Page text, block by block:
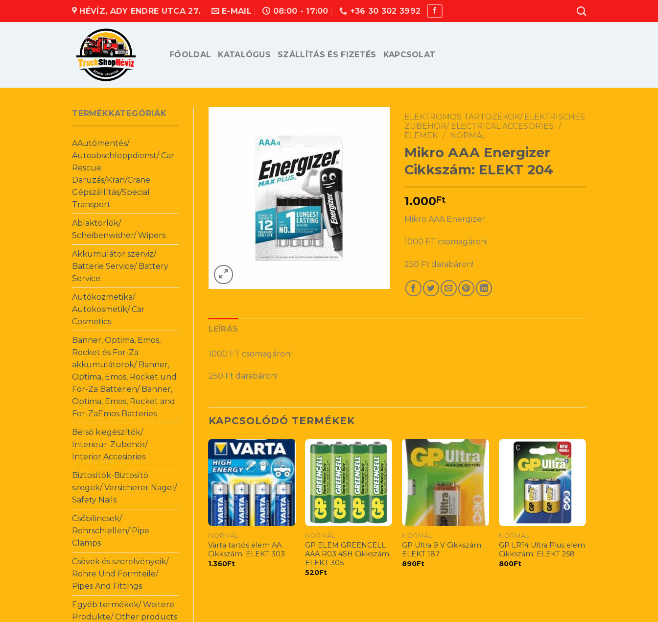
HÉVÍZ, ADY ENDRE UTCA 27. E-MAIL 08:00 - 17:00 +36 30 302 3992
FŐOLDAL KATALÓGUS SZÁLLÍTÁS ÉS FIZETÉS KAPCSOLAT
TERMÉKKATEGÓRIÁK
AAutómentés/
Autoabschleppdienst/ Car
Rescue
Daruzás/Kran/Crane
Gépszállítás/Special
Transport
Ablaktörlők/
Scheibenwisher/ Wipers
Akkumulátor szerviz/
Batterie Service/ Battery
Service
Autókozmetika/
Autokosmetik/ Car
Cosmetics
Banner, Optima, Emos,
Rocket és For-Za
akkumulátorok/ Banner,
Optima, Emos, Rocket und
For-Za Batterien/ Banner,
Optima, Emos, Rocket and
For-ZaEmos Batteries
Belső kiegészítők/
Interieur-Zubehör/
Interior Accesiories
Biztosítók-Biztosító
szegek/ Versicherer Nagel/
Safety Nails
Csőbilincsek/
Rohrschlellen/ Pipe
Clamps
Csövek és szerelvényeik/
Rohre Und Formteile/
Pipes And Fittings
Egyéb termékek/ Weitere
Produkte/ Other products
ELEKTROMOS TARTOZÉKOK/ ELEKTRISCHES
ZUBEHÖR/ ELECTRICAL ACCESORIES /
ELEMEK / NORMÁL
Mikro AAA Energizer
Cikkszám: ELEKT 204
1.000Ft
Mikro AAA Energizer
1000 FT csomagáron!
250 Ft darabáron!
LEÍRÁS
1000 FT csomagáron!
250 Ft darabáron!
KAPCSOLÓDÓ TERMÉKEK
NORMÁL
Varta tartós elem AA
Cikkszám: ELEKT 303
1.360Ft
NORMÁL
GP ELEM GREENCELL
AAA R03 4SH Cikkszám:
ELEKT 305
520Ft
NORMÁL
GP Ultra 9 V Cikkszám:
ELEKT 187
890Ft
NORMÁL
GP LR14 Ultra Plus elem
Cikkszám: ELEKT 258
800Ft